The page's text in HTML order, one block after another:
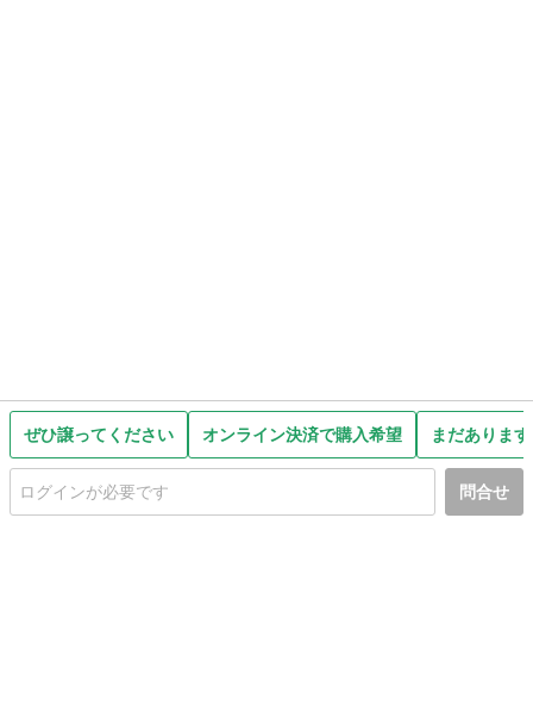
ぜひ譲ってください オンライン決済で購入希望 まだありま
問合せ